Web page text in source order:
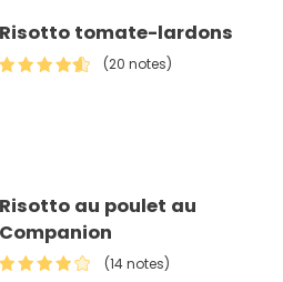
Risotto tomate-lardons
(20 notes)
Risotto au poulet au
Companion
(14 notes)